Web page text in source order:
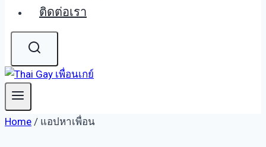
ติดต่อเรา
Home / แอปหาเพื่อน